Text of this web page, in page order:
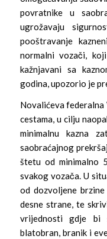
povratnike u
ugrožavaju
pooštravanje
normalni vozači,
kažnjavani sa
godina, upozorio je
Novalićeva
cestama, u cilju
minimalnu kazna
saobraćajnog
štetu od minimalno
svakog vozača. U
od dozvoljene
desne strane, te
vrijednosti gdje bi
blatobran, branik i